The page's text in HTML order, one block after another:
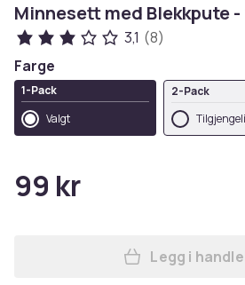
Minnesett med Blekkpute -
3,1 (8)
Farge
1-Pack
Valgt
2-Pack
99 kr
Legg
Legg i